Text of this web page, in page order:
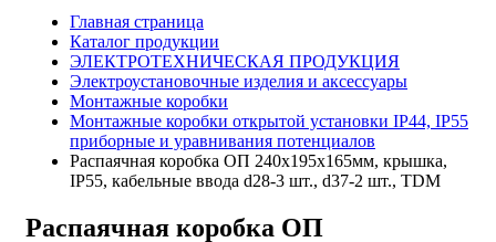
Главная страница
Каталог продукции
ЭЛЕКТРОТЕХНИЧЕСКАЯ ПРОДУКЦИЯ
Электроустановочные изделия и аксессуары
Монтажные коробки
Монтажные коробки открытой установки IP44, IP55
приборные и уравнивания потенциалов
Распаячная коробка ОП 240х195х165мм, крышка,
IP55, кабельные ввода d28-3 шт., d37-2 шт., TDM
Распаячная коробка ОП